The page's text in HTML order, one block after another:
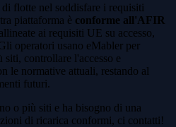
flotte nel soddisfare i requisiti
piattaforma è conforme all'AFIR
ai requisiti UE su accesso,
operatori usano eMabler per
controllare l'accesso e
le normative attuali, restando al
futuri.
o più siti e ha bisogno di una
di ricarica conformi, ci contatti!